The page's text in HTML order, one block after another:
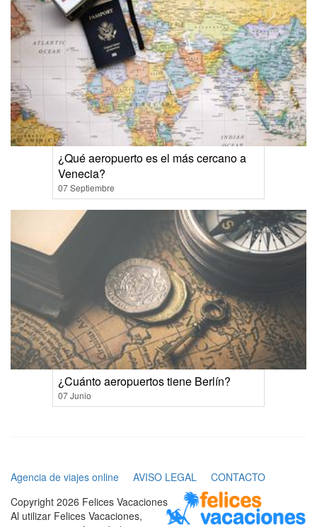
¿Qué aeropuerto es el más cercano a
Venecia?
07 Septiembre
¿Cuánto aeropuertos tiene Berlín?
07 Junio
Agencia de viajes online AVISO LEGAL
CONTACTO
Copyright 2026 Felices Vacaciones
Al utilizar Felices Vacaciones,